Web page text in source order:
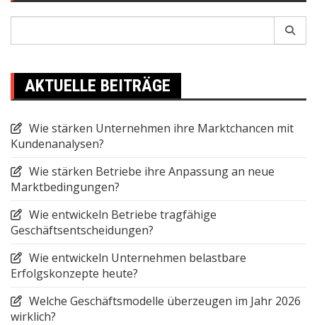
AKTUELLE BEITRÄGE
Wie stärken Unternehmen ihre Marktchancen mit
Kundenanalysen?
Wie stärken Betriebe ihre Anpassung an neue
Marktbedingungen?
Wie entwickeln Betriebe tragfähige
Geschäftsentscheidungen?
Wie entwickeln Unternehmen belastbare
Erfolgskonzepte heute?
Welche Geschäftsmodelle überzeugen im Jahr 2026
wirklich?